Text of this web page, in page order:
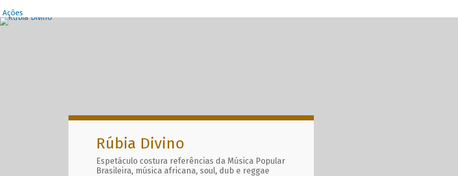
Ações
Destaques Principais com
Rúbia Divino
Espetáculo costura referências da Música Popular
Brasileira, música africana, soul, dub e reggae